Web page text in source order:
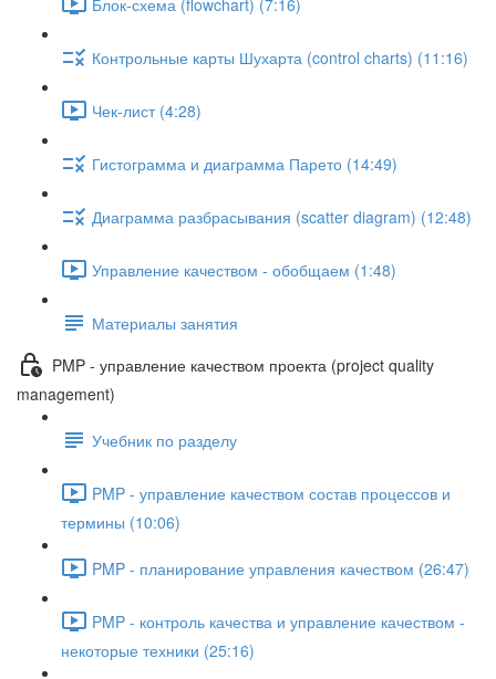
Контрольные карты Шухарта (control charts) (11:16)
Чек-лист (4:28)
Гистограмма и диаграмма Парето (14:49)
Диаграмма разбрасывания (scatter diagram) (12:48)
Управление качеством - обобщаем (1:48)
Материалы занятия
PMP - управление качеством проекта (project quality
management)
Учебник по разделу
PMP - управление качеством состав процессов и
термины (10:06)
PMP - планирование управления качеством (26:47)
PMP - контроль качества и управление качеством -
некоторые техники (25:16)